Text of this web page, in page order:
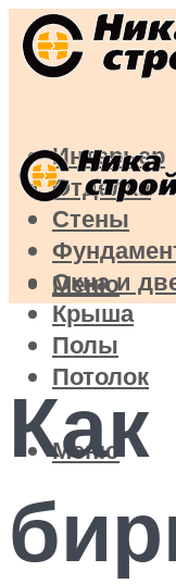
Интерьер
Отделка
Стены
Окна и
Крыша
Полы
Потолок
Меню
Меню